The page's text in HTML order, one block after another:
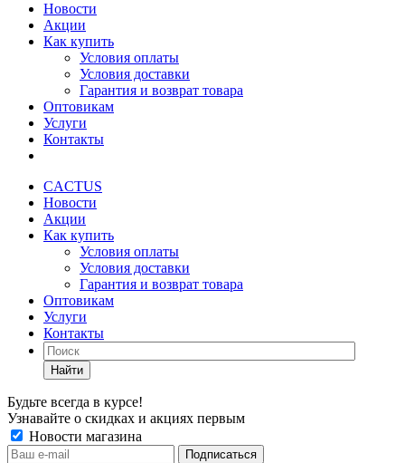
Новости
Акции
Как купить
Условия оплаты
Условия доставки
Гарантия и возврат товара
Оптовикам
Услуги
Контакты
CACTUS
Новости
Акции
Как купить
Условия оплаты
Условия доставки
Гарантия и возврат товара
Оптовикам
Услуги
Контакты
Найти
Будьте всегда в курсе!
Узнавайте о скидках и акциях первым
Новости магазина